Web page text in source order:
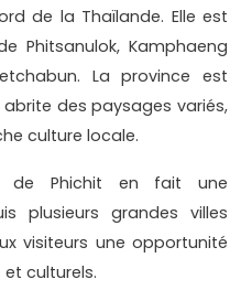
de la Thaïlande. Elle est
Phitsanulok, Kamphaeng
La province est
des paysages variés,
culture locale.
de Phichit en fait une
plusieurs grandes villes
visiteurs une opportunité
culturels.